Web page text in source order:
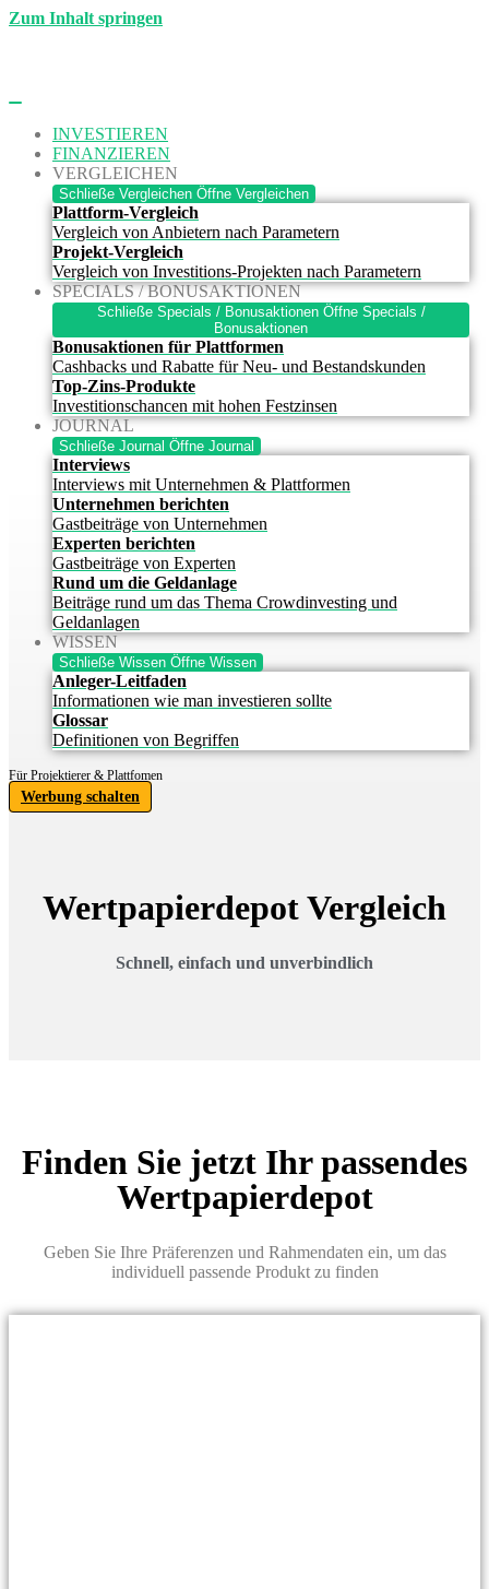
Zum Inhalt springen
INVESTIEREN
FINANZIEREN
VERGLEICHEN
Schließe Vergleichen Öffne Vergleichen
Plattform-Vergleich
Vergleich von Anbietern nach Parametern
Projekt-Vergleich
Vergleich von Investitions-Projekten nach Parametern
SPECIALS / BONUSAKTIONEN
Schließe Specials / Bonusaktionen Öffne Specials /
Bonusaktionen
Bonusaktionen für Plattformen
Cashbacks und Rabatte für Neu- und Bestandskunden
Top-Zins-Produkte
Investitionschancen mit hohen Festzinsen
JOURNAL
Schließe Journal Öffne Journal
Interviews
Interviews mit Unternehmen & Plattformen
Unternehmen berichten
Gastbeiträge von Unternehmen
Experten berichten
Gastbeiträge von Experten
Rund um die Geldanlage
Beiträge rund um das Thema Crowdinvesting und
Geldanlagen
WISSEN
Schließe Wissen Öffne Wissen
Anleger-Leitfaden
Informationen wie man investieren sollte
Glossar
Definitionen von Begriffen
Für Projektierer & Plattfomen
Werbung schalten
Wertpapierdepot Vergleich
Schnell, einfach und unverbindlich
Finden Sie jetzt Ihr passendes
Wertpapierdepot
Geben Sie Ihre Präferenzen und Rahmendaten ein, um das
individuell passende Produkt zu finden